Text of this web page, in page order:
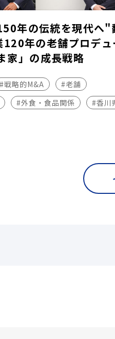
年の伝統を現代へ"
120年の老舗プロデュ
家」の成長戦略
#戦略的M&A
#老舗
#外食・食品関係
#香川